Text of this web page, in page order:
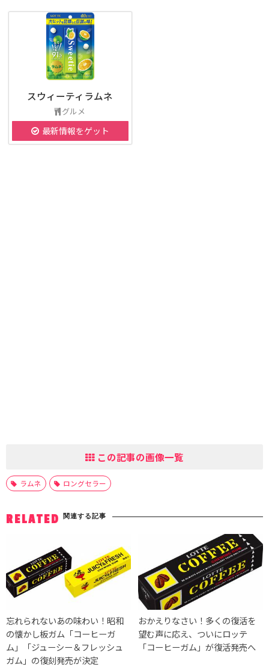
スウィーティラムネ
グルメ
最新情報をゲット
この記事の画像一覧
ラムネ ロングセラー
RELATED 関連する記事
忘れられないあの味わい！昭和
の懐かし板ガム「コーヒーガ
ム」「ジューシー＆フレッシュ
ガム」の復刻発売が決定
おかえりなさい！多くの復活を
望む声に応え、ついにロッテ
「コーヒーガム」が復活発売へ